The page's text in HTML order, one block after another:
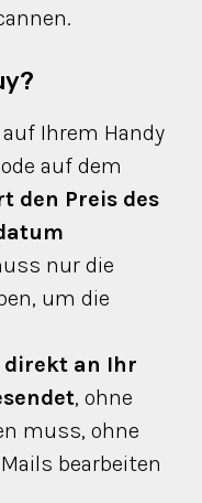
Ihrem Handy
auf dem
den Preis des
nur die
um die
direkt an Ihr
, ohne
muss, ohne
bearbeiten